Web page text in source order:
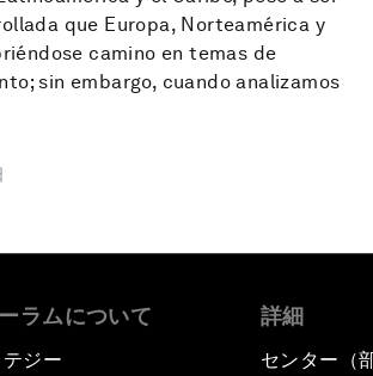
que Europa, Norteamérica y
camino en temas de
sin embargo, cuando analizamos
ラムについて
ジー
詳細
センター（